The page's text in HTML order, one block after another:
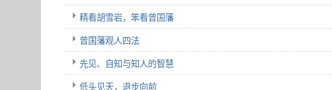
精看胡雪岩，笨看曾国藩
曾国藩观人四法
先见、自知与知人的智慧
低头见天，退步向前